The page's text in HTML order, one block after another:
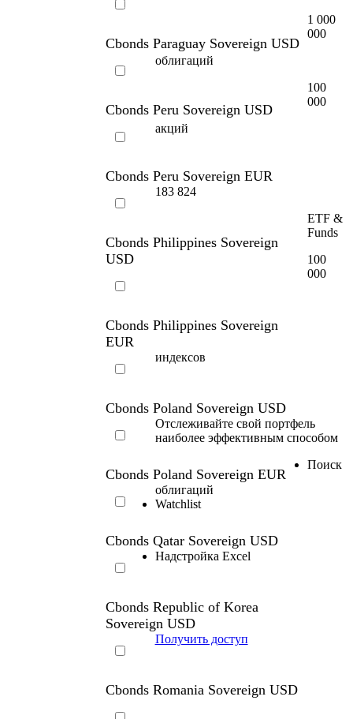
Cbonds Paraguay Sovereign USD
Cbonds Peru Sovereign USD
Cbonds Peru Sovereign EUR
Cbonds Philippines Sovereign
USD
Cbonds Philippines Sovereign
EUR
Cbonds Poland Sovereign USD
Cbonds Poland Sovereign EUR
Cbonds Qatar Sovereign USD
Cbonds Republic of Korea
Sovereign USD
Cbonds Romania Sovereign USD
1 000
000
облигаций
100
000
акций
183 824
ETF &
Funds
100
000
индексов
Отслеживайте свой портфель
наиболее эффективным способом
Поиск
облигаций
Watchlist
Надстройка Excel
Получить доступ